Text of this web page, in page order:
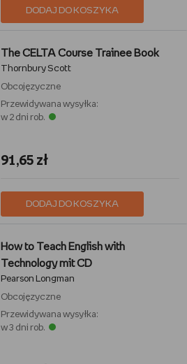
DODAJ DO KOSZYKA
The CELTA Course Trainee Book
Thornbury Scott
Obcojęzyczne
Przewidywana wysyłka:
w 2 dni rob.
91,65 zł
DODAJ DO KOSZYKA
How to Teach English with
Technology mit CD
Pearson Longman
Obcojęzyczne
Przewidywana wysyłka:
w 3 dni rob.